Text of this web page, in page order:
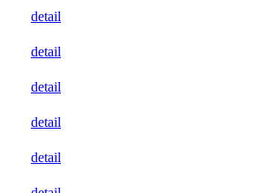
detail
detail
detail
detail
detail